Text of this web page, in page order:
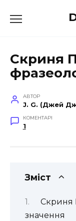
до
Скриня
АВТОР
J. G. (Джей
КОМЕНТАРІ
1
Зміст
Скриня
значення